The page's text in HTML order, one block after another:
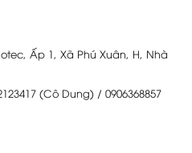
Ấp 1, Xã Phú Xuân, H, Nhà
(Cô Dung) / 0906368857